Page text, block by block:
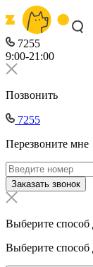
7255
9:00-21:00
Позвонить
7255
Перезвоните мне
Заказать звонок
Выберите способ
Выберите способ